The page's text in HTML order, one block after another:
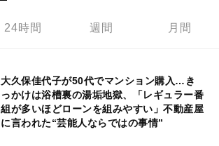
24時間 週間 月間
大久保佳代子が50代でマンション購入…き
っかけは浴槽裏の湯垢地獄、「レギュラー番
組が多いほどローンを組みやすい」不動産屋
に言われた“芸能人ならではの事情”